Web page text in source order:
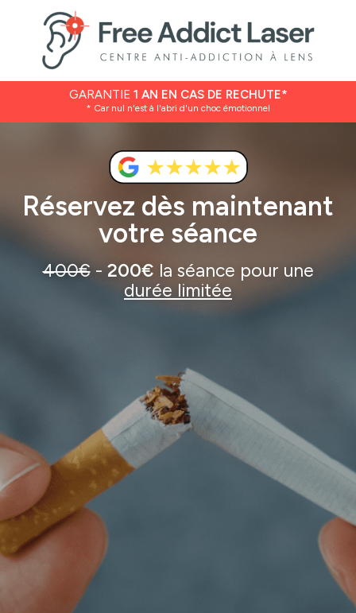
GARANTIE 1 AN EN CAS DE RECHUTE*
* Car nul n'est à l'abri d'un choc émotionnel
Réservez dès maintenant
votre séance
400€- 200€ la séance pour une
durée limitée